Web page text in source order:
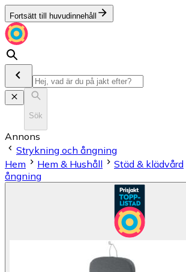
Fortsätt till huvudinnehåll
Sök
Annons
Strykning och ångning
Hem
Hem & Hushåll Städ & klädvård
ångning